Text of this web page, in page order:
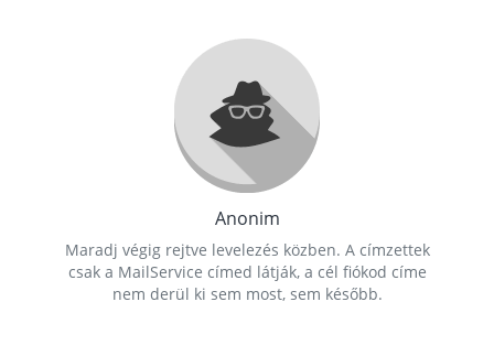
Anonim
Maradj végig rejtve levelezés közben. A címzettek
csak a MailService címed látják, a cél fiókod címe
nem derül ki sem most, sem később.